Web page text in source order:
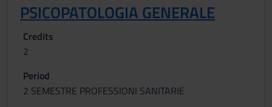
PSICOPATOLOGIA GENERALE
Credits
2
Period
2 SEMESTRE PROFESSIONI SANITARIE